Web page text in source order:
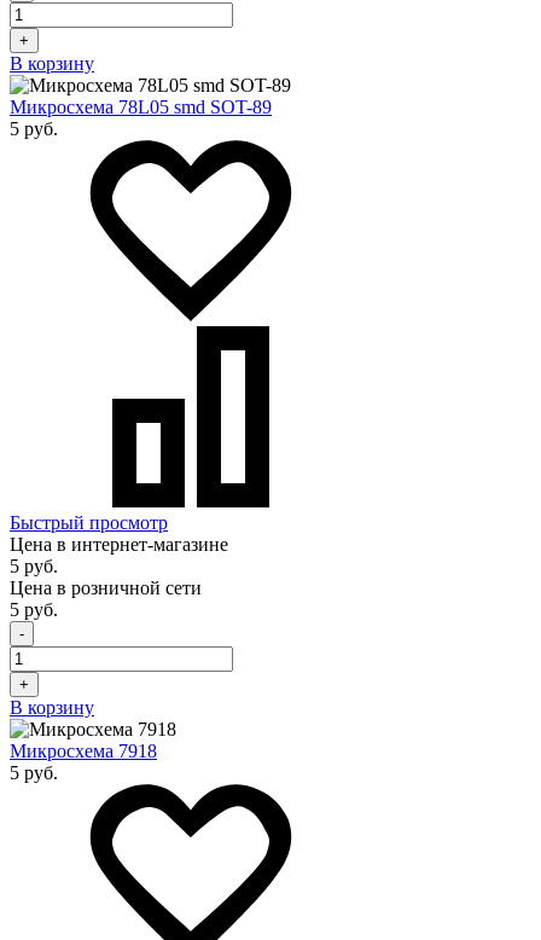
+
В корзину
Микросхема 78L05 smd SOT-89
5 руб.
Быстрый просмотр
Цена в интернет-магазине
5 руб.
Цена в розничной сети
5 руб.
-
+
В корзину
Микросхема 7918
5 руб.